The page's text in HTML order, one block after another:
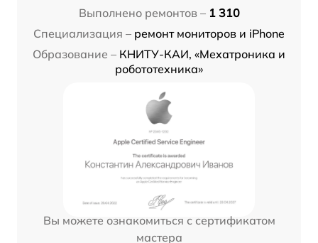
Выполнено ремонтов – 1 310
Специализация – ремонт мониторов и iPhone
Образование – КНИТУ-КАИ, «Мехатроника и
робототехника»
Вы можете ознакомиться с сертификатом
мастера